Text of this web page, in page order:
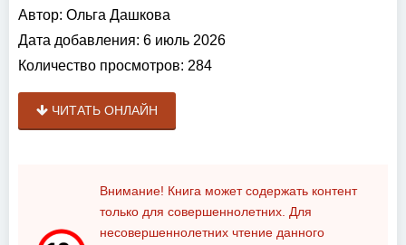
Автор: Ольга Дашкова
Дата добавления: 6 июль 2026
Количество просмотров: 284
ЧИТАТЬ ОНЛАЙН
Внимание! Книга может содержать контент
только для совершеннолетних. Для
несовершеннолетних чтение данного